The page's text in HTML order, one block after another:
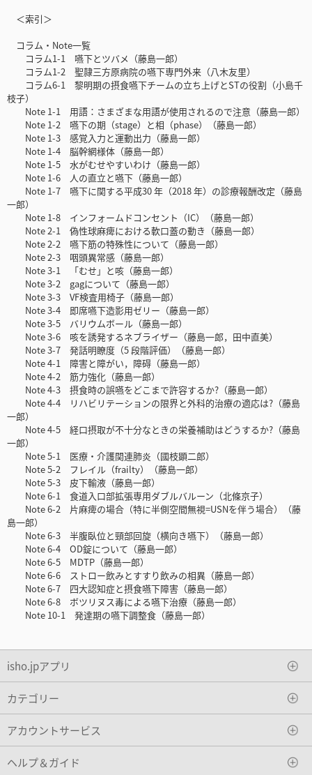
＜索引＞
コラム・Note一覧
コラム1-1 嚥下とツバメ（藤島一郎）
コラム1-2 聖隷三方原病院の嚥下専門外来（八木友里）
コラム6-1 黎明期の摂食嚥下チームの立ち上げとSTの役割（小島千
枝子）
Note 1-1 用語：さまざまな用語が使用されるので注意（藤島一郎）
Note 1-2 嚥下の期（stage）と相（phase）（藤島一郎）
Note 1-3 感覚入力と運動出力（藤島一郎）
Note 1-4 脳幹網様体（藤島一郎）
Note 1-5 水がむせやすいわけ（藤島一郎）
Note 1-6 人の直立と嚥下（藤島一郎）
Note 1-7 嚥下に関する平成30 年（2018 年）の診療報酬改定（藤島
一郎）
Note 1-8 インフォームドコンセント（IC）（藤島一郎）
Note 2-1 偽性球麻痺における軟口蓋の動き（藤島一郎）
Note 2-2 嚥下筋の特殊性について（藤島一郎）
Note 2-3 咽頭異常感（藤島一郎）
Note 3-1 「むせ」と咳（藤島一郎）
Note 3-2 gagについて（藤島一郎）
Note 3-3 VF検査用椅子（藤島一郎）
Note 3-4 即席嚥下造影用ゼリー（藤島一郎）
Note 3-5 バリウムボール（藤島一郎）
Note 3-6 咳を誘発するネブライザー（藤島一郎，田中直美）
Note 3-7 発話明瞭度（5 段階評価）（藤島一郎）
Note 4-1 障害と障がい，障碍（藤島一郎）
Note 4-2 筋力強化（藤島一郎）
Note 4-3 摂食時の誤嚥をどこまで許容するか?（藤島一郎）
Note 4-4 リハビリテーションの限界と外科的治療の適応は?（藤島
一郎）
Note 4-5 経口摂取が不十分なときの栄養補助はどうするか?（藤島
一郎）
Note 5-1 医療・介護関連肺炎（國枝顕二郎）
Note 5-2 フレイル（frailty）（藤島一郎）
Note 5-3 皮下輸液（藤島一郎）
Note 6-1 食道入口部拡張専用ダブルバルーン（北條京子）
Note 6-2 片麻痺の場合（特に半側空間無視=USNを伴う場合）（藤
島一郎）
Note 6-3 半腹臥位と頸部回旋（横向き嚥下）（藤島一郎）
Note 6-4 OD錠について（藤島一郎）
Note 6-5 MDTP（藤島一郎）
Note 6-6 ストロー飲みとすすり飲みの相異（藤島一郎）
Note 6-7 四大認知症と摂食嚥下障害（藤島一郎）
Note 6-8 ボツリヌス毒による嚥下治療（藤島一郎）
Note 10-1 発達期の嚥下調整食（藤島一郎）
isho.jpアプリ
カテゴリー
アカウントサービス
ヘルプ＆ガイド